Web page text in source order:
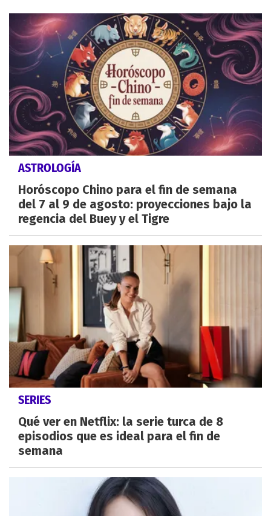
ASTROLOGÍA
Horóscopo Chino para el fin de semana
del 7 al 9 de agosto: proyecciones bajo la
regencia del Buey y el Tigre
SERIES
Qué ver en Netflix: la serie turca de 8
episodios que es ideal para el fin de
semana